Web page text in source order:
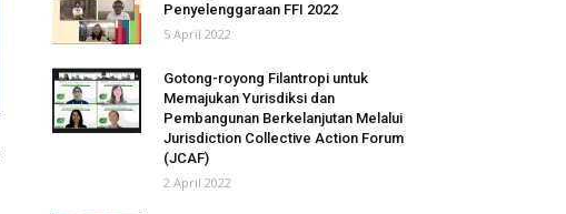
Penyelenggaraan FFI 2022
5 April 2022
Gotong-royong Filantropi untuk
Memajukan Yurisdiksi dan
Pembangunan Berkelanjutan Melalui
Jurisdiction Collective Action Forum
(JCAF)
2 April 2022